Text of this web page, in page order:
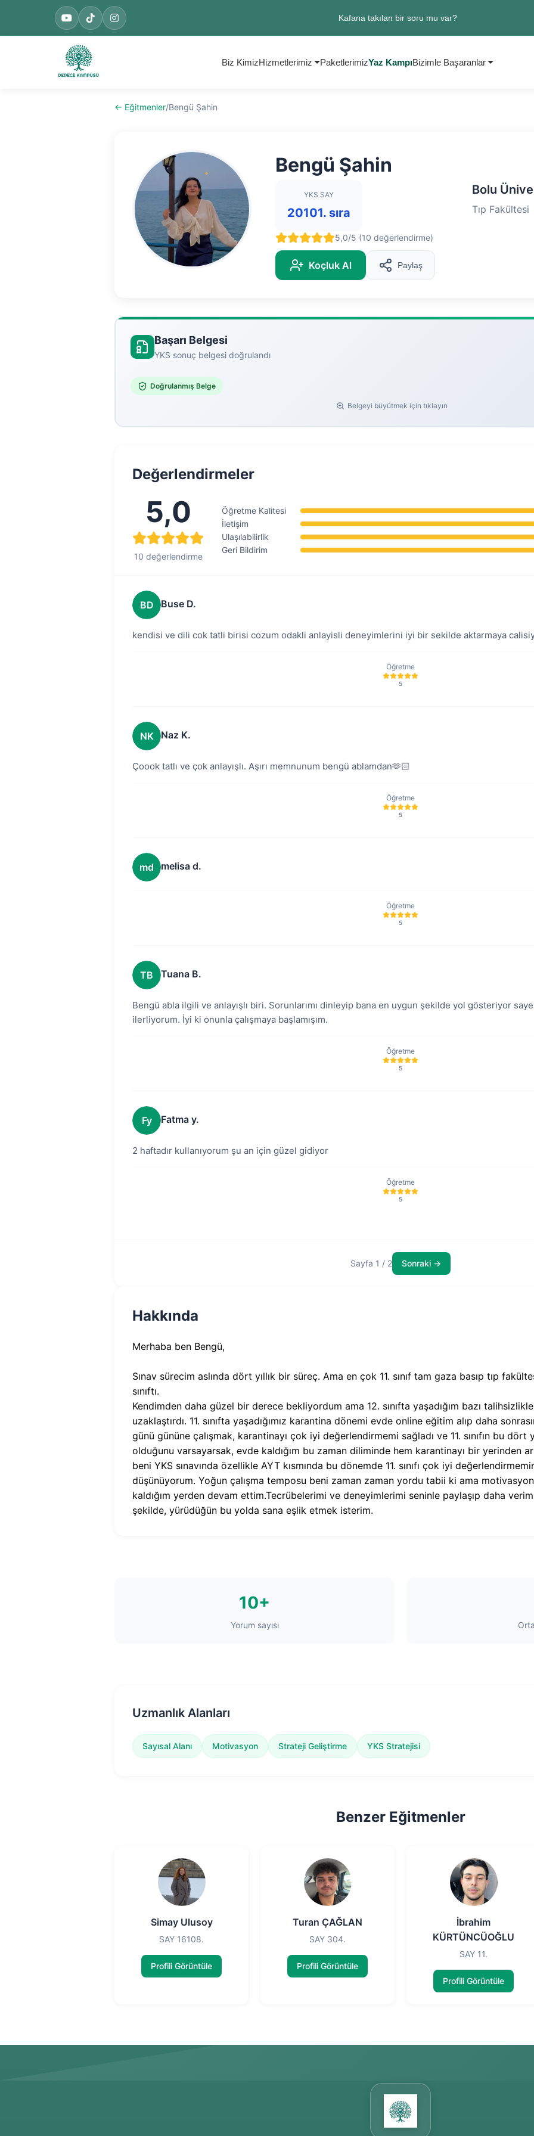
Kafana takılan bir soru mu var?
Biz KimizHizmetlerimiz PaketlerimizYaz KampıBizimle Başaranlar
← Eğitmenler/Bengü Şahin
Bengü Şahin
YKS SAY
20101. sıra
Bolu
Tıp Fakültesi
5,0/5 (10 değerlendirme)
Koçluk Al Paylaş
Başarı Belgesi
YKS sonuç belgesi doğrulandı
Doğrulanmış Belge
Belgeyi büyütmek için tıklayın
Değerlendirmeler
5,0
10 değerlendirme
Öğretme Kalitesi
İletişim
Ulaşılabilirlik
Geri Bildirim
BD Buse D.
kendisi ve dili cok tatli birisi cozum odakli anlayisli deneyimlerini iyi bir sekilde aktarmaya
Öğretme
5
NK Naz K.
Çoook tatlı ve çok anlayışlı. Aşırı memnunum bengü ablamdan🫶🏻
Öğretme
5
md melisa d.
Öğretme
5
TB Tuana B.
Bengü abla ilgili ve anlayışlı biri. Sorunlarımı dinleyip bana en uygun şekilde yol gösteriyor
ilerliyorum. İyi ki onunla çalışmaya başlamışım.
Öğretme
5
Fy Fatma y.
2 haftadır kullanıyorum şu an için güzel gidiyor
Öğretme
5
Sayfa 1 / 2 Sonraki →
Hakkında
Merhaba ben Bengü,
Sınav sürecim aslında dört yıllık bir süreç. Ama en çok 11. sınıf tam gaza basıp tıp
sınıftı.
Kendimden daha güzel bir derece bekliyordum ama 12. sınıfta yaşadığım bazı
uzaklaştırdı. 11. sınıfta yaşadığımız karantina dönemi evde online eğitim alıp daha
günü gününe çalışmak, karantinayı çok iyi değerlendirmemi sağladı ve 11. sınıfın bu dört
olduğunu varsayarsak, evde kaldığım bu zaman diliminde hem karantinayı bir yerinden
beni YKS sınavında özellikle AYT kısmında bu dönemde 11. sınıfı çok iyi
düşünüyorum. Yoğun çalışma temposu beni zaman zaman yordu tabii ki ama
kaldığım yerden devam ettim.Tecrübelerimi ve deneyimlerimi seninle paylaşıp daha
şekilde, yürüdüğün bu yolda sana eşlik etmek isterim.
10+
Yorum sayısı
Uzmanlık Alanları
Sayısal Alanı Motivasyon Strateji Geliştirme YKS Stratejisi
Benzer Eğitmenler
Simay Ulusoy
SAY 16108.
Profili Görüntüle
Turan ÇAĞLAN
SAY 304.
Profili Görüntüle
İbrahim
KÜRTÜNCÜOĞLU
SAY 11.
Profili Görüntüle